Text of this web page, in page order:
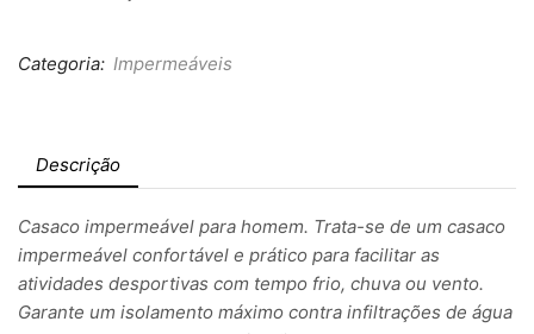
Categoria: Impermeáveis
Descrição
Casaco impermeável para homem. Trata-se de um casaco
impermeável confortável e prático para facilitar as
atividades desportivas com tempo frio, chuva ou vento.
Garante um isolamento máximo contra infiltrações de água